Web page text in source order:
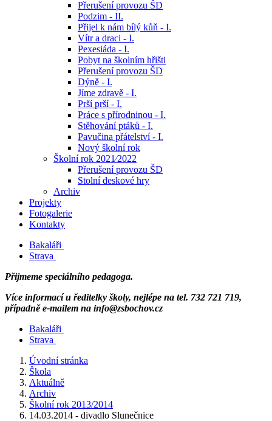
Přerušení provozu ŠD
Podzim - II.
Přijel k nám bílý kůň - I.
Vítr a draci - I.
Pexesiáda - I.
Pobyt na školním hřišti
Přerušení provozu ŠD
Dýně - I.
Jíme zdravě - I.
Prší prší - I.
Práce s přírodninou - I.
Stěhování ptáků - I.
Pavučina přátelství - I.
Nový školní rok
Školní rok 2021⁄2022
Přerušení provozu ŠD
Stolní deskové hry
Archiv
Projekty
Fotogalerie
Kontakty
Bakaláři
Strava
Přijmeme speciálního pedagoga.
Více informací u ředitelky školy, nejlépe na tel. 732 721 719,
případně e-mailem na info@zsbochov.cz
Bakaláři
Strava
Úvodní stránka
Škola
Aktuálně
Archiv
Školní rok 2013/2014
14.03.2014 - divadlo Slunečnice